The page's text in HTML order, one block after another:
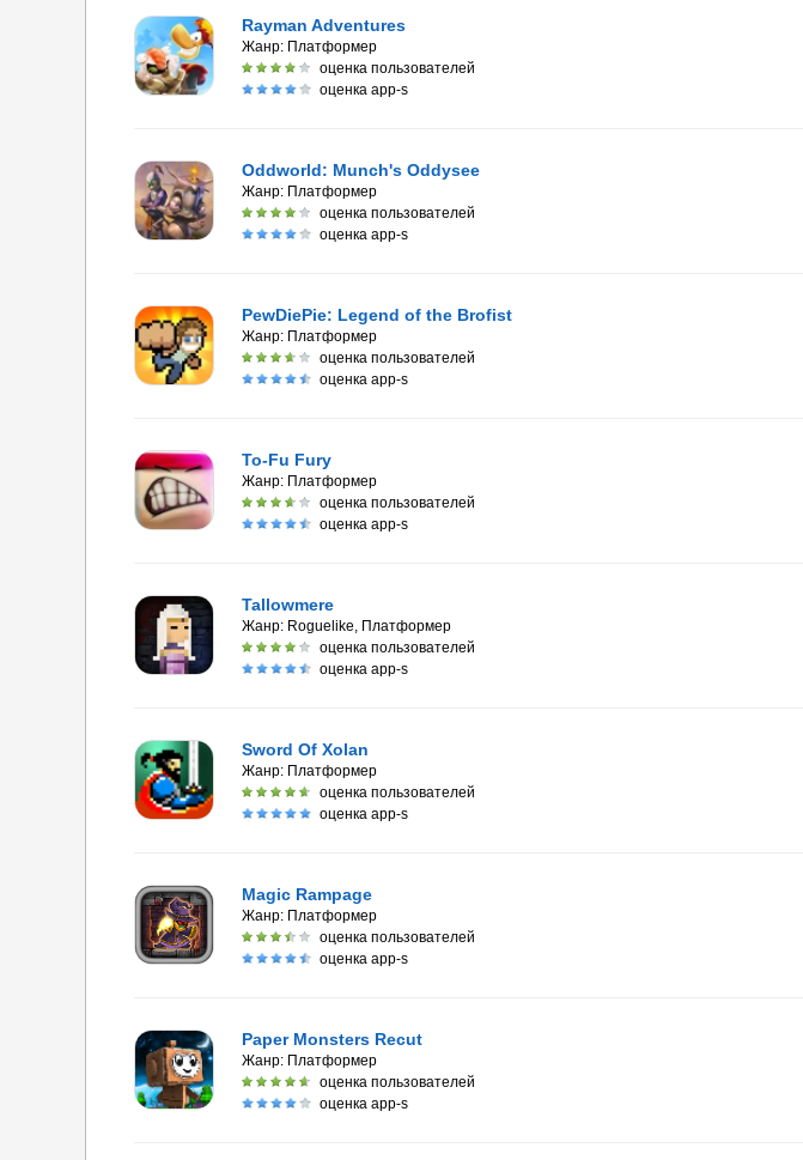
Rayman Adventures
Жанр: Платформер
оценка пользователей
оценка app-s
Oddworld: Munch's Oddysee
Жанр: Платформер
оценка пользователей
оценка app-s
PewDiePie: Legend of the Brofist
Жанр: Платформер
оценка пользователей
оценка app-s
To-Fu Fury
Жанр: Платформер
оценка пользователей
оценка app-s
Tallowmere
Жанр: Roguelike, Платформер
оценка пользователей
оценка app-s
Sword Of Xolan
Жанр: Платформер
оценка пользователей
оценка app-s
Magic Rampage
Жанр: Платформер
оценка пользователей
оценка app-s
Paper Monsters Recut
Жанр: Платформер
оценка пользователей
оценка app-s